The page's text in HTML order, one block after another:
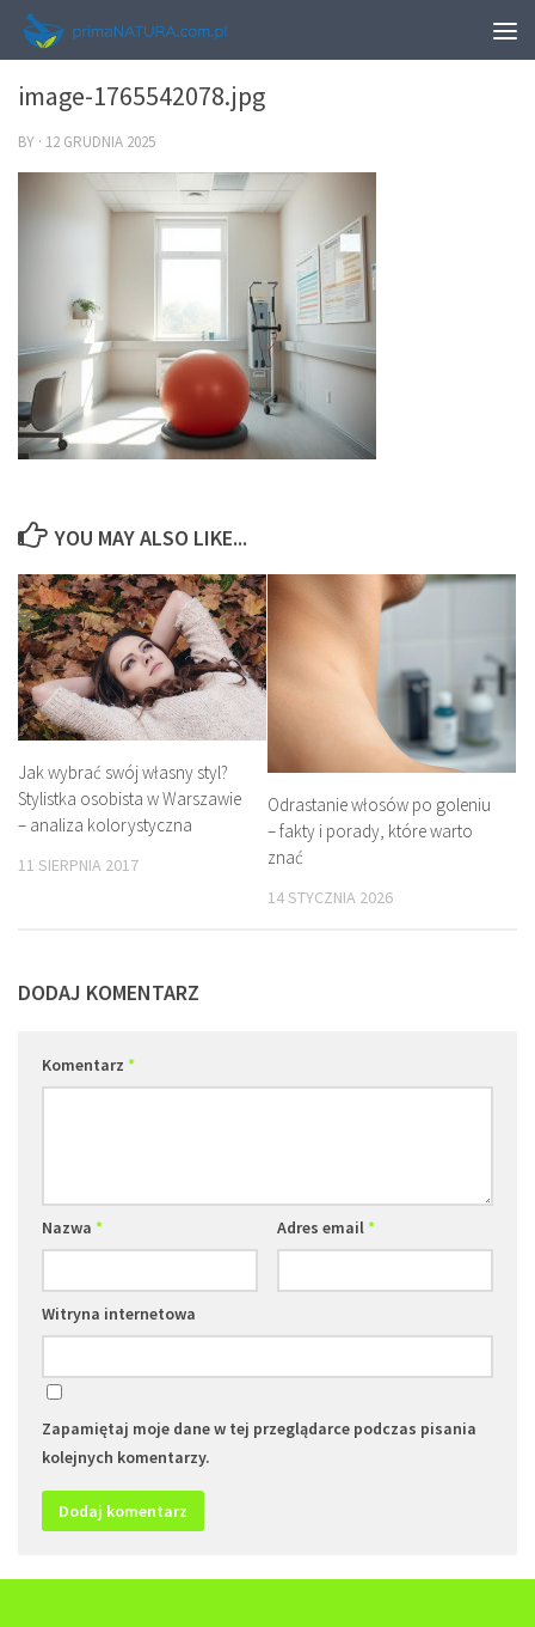
0
image-1765542078.jpg
BY · 12 GRUDNIA 2025
YOU MAY ALSO LIKE...
Jak wybrać swój własny styl?
Stylistka osobista w Warszawie
– analiza kolorystyczna
11 SIERPNIA 2017
Odrastanie włosów po goleniu
– fakty i porady, które warto
znać
14 STYCZNIA 2026
DODAJ KOMENTARZ
Komentarz *
Nazwa * Adres email*
Witryna internetowa
Zapamiętaj moje dane w tej przeglądarce podczas pisania
kolejnych komentarzy.